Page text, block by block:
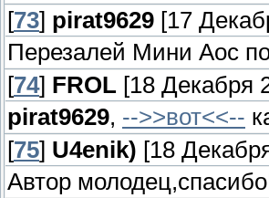
[73] pirat9629 [17
Перезалей Мини Аос
[74] FROL [18 Декабря
pirat9629, -->>вот<<--
[75] U4enik) [18
Автор